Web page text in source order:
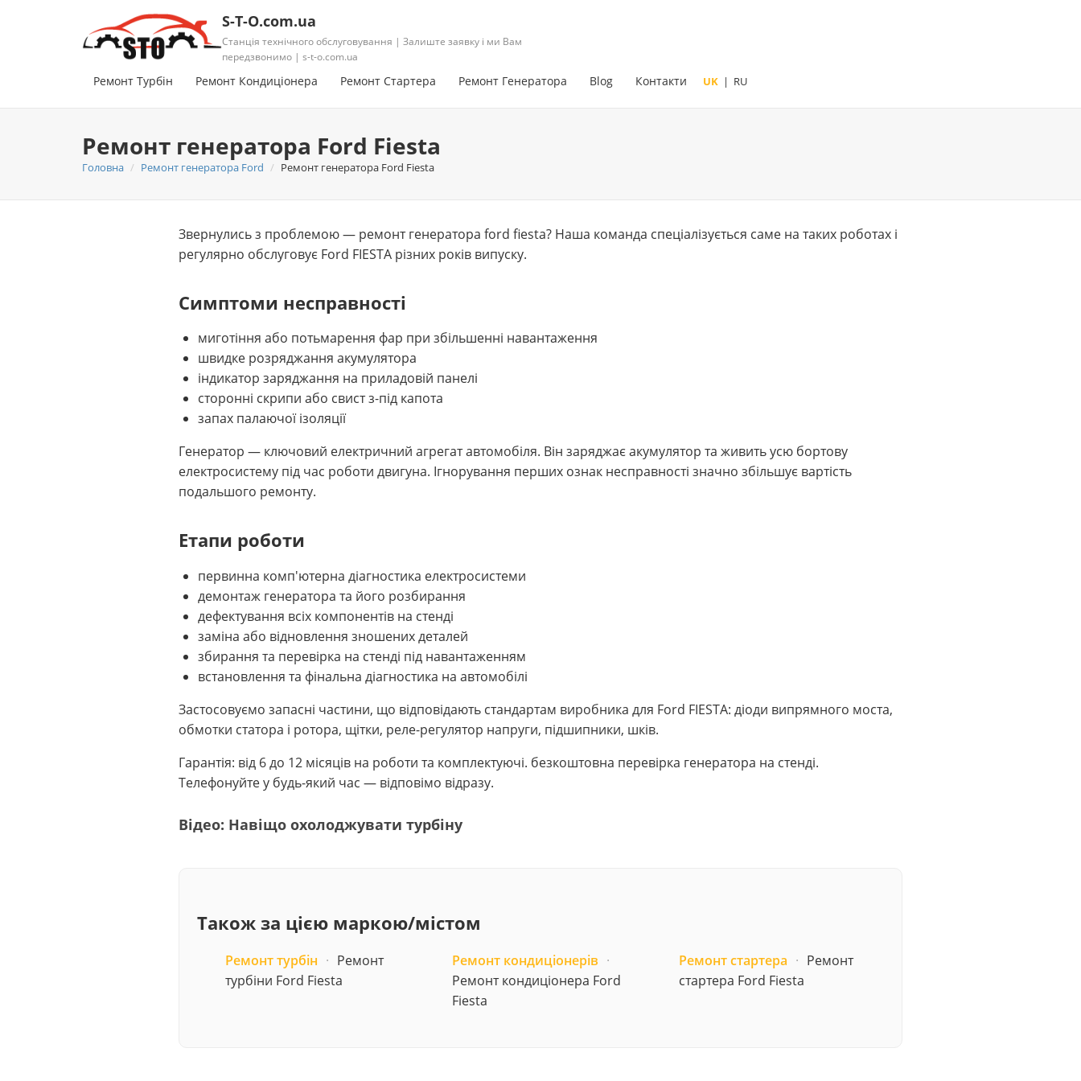
S-T-O.com.ua
Станція технічного обслуговування | Залиште заявку і ми Вам
передзвонимо | s-t-o.com.ua
Ремонт Турбін Ремонт Кондиціонера Ремонт Стартера Ремонт Генератора Blog Контакти UK | RU
Ремонт генератора Ford Fiesta
Головна Ремонт генератора Ford Ремонт генератора Ford Fiesta
Звернулись з проблемою — ремонт генератора ford fiesta? Наша команда спеціалізується саме на таких роботах і
регулярно обслуговує Ford FIESTA різних років випуску.
Симптоми несправності
миготіння або потьмарення фар при збільшенні навантаження
швидке розряджання акумулятора
індикатор заряджання на приладовій панелі
сторонні скрипи або свист з-під капота
запах палаючої ізоляції
Генератор — ключовий електричний агрегат автомобіля. Він заряджає акумулятор та живить усю бортову
електросистему під час роботи двигуна. Ігнорування перших ознак несправності значно збільшує вартість
подальшого ремонту.
Етапи роботи
первинна комп'ютерна діагностика електросистеми
демонтаж генератора та його розбирання
дефектування всіх компонентів на стенді
заміна або відновлення зношених деталей
збирання та перевірка на стенді під навантаженням
встановлення та фінальна діагностика на автомобілі
Застосовуємо запасні частини, що відповідають стандартам виробника для Ford FIESTA: діоди випрямного моста,
обмотки статора і ротора, щітки, реле-регулятор напруги, підшипники, шків.
Гарантія: від 6 до 12 місяців на роботи та комплектуючі. безкоштовна перевірка генератора на стенді.
Телефонуйте у будь-який час — відповімо відразу.
Відео: Навіщо охолоджувати турбіну
Також за цією маркою/містом
Ремонт турбін · Ремонт
турбіни Ford Fiesta
Ремонт кондиціонерів ·
Ремонт кондиціонера Ford
Fiesta
Ремонт стартера · Ремонт
стартера Ford Fiesta